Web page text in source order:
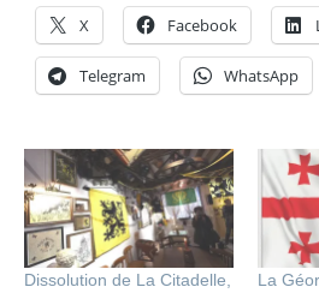
X Facebook
Telegram WhatsApp
Dissolution de La Citadelle,
La